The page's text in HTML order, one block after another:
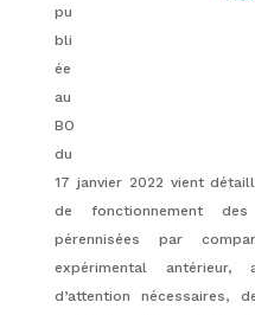
pu
bli
ée
au
BO
du
17 janvier 2022 vient
de fonctionnement
pérennisées par
expérimental
d’attention nécessaires,